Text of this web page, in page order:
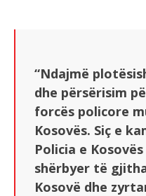
“Ndajmë
dhe përsërisim
forcës policore
Kosovës. Siç e
Policia e
shërbyer të
Kosovë dhe